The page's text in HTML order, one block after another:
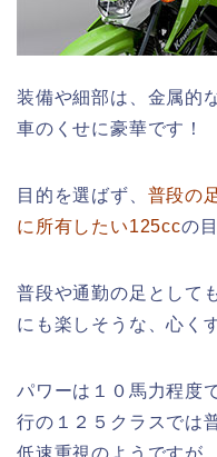
装備や細部は、金属的
車のくせに豪華です！
目的を選ばず、 普段の
に所有したい125ccの
普段や通勤の足として
にも楽しそうな、心く
パワーは１０馬力程度
行の１２５クラスでは
低速重視のようですが